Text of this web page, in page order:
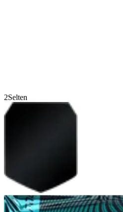
2Selten